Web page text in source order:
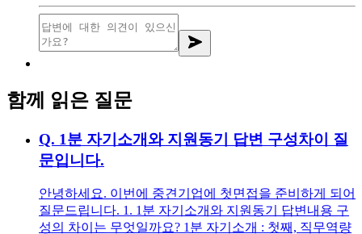
함께 읽은 질문
Q. 1분 자기소개와 지원동기 답변 구성차이 질
문입니다.
안녕하세요. 이번에 중견기업에 첫면접을 준비하게 되어
질문드립니다. 1. 1분 자기소개와 지원동기 답변내용 구
성의 차이는 무엇일까요? 1분 자기소개 : 첫째, 직무역량